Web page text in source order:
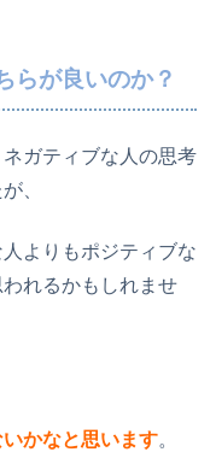
らが良いのか？
ガティブな人の思考
、
よりもポジティブな
れるかもしれませ
かなと思います。